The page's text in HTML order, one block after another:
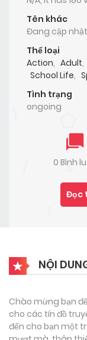
Tên khác
Đang cập nhật
Thể loại
Action, Adult,
School Life,
Tình trạng
ongoing
0 Bình
Đọc
NỘI
Chào mừng bạn
cho các tín đồ
đến cho bạn một